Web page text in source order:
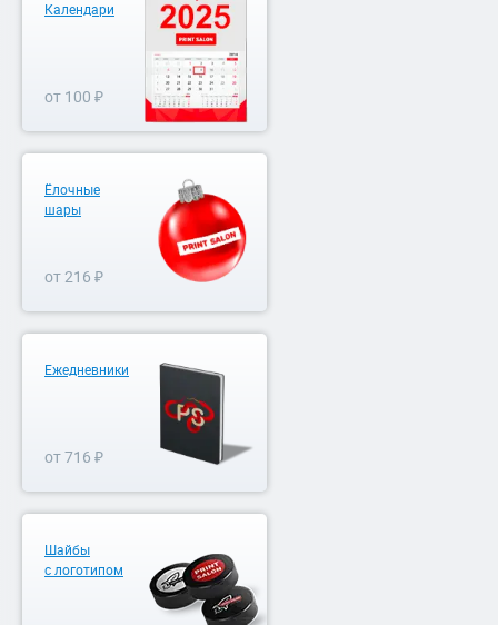
Календари
от 100 ₽
Ёлочные
шары
от 216 ₽
Ежедневники
от 716 ₽
Шайбы
с логотипом